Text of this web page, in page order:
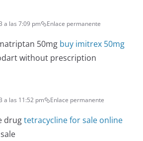
a las 7:09 pm Enlace permanente
50mg buy imitrex 50mg
without prescription
a las 11:52 pm Enlace permanente
drugtetracycline for sale online